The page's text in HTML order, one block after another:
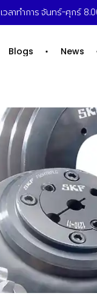
เวลาทำการ จันทร์-ศุกร์
Blogs News